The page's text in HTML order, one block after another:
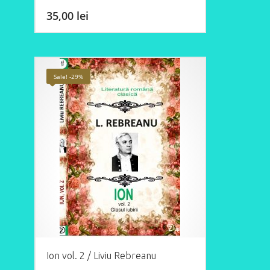
35,00 lei
Sale! -29%
Ion vol. 2 / Liviu Rebreanu